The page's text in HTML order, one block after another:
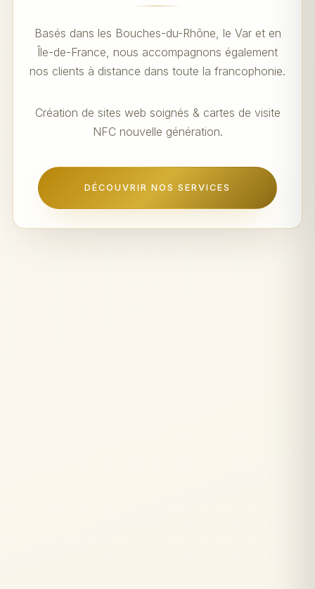
Basés dans les Bouches-du-Rhône, le Var et en
Île-de-France, nous accompagnons également
nos clients à distance dans toute la francophonie.
Création de sites web soignés & cartes de visite
NFC nouvelle génération.
DÉCOUVRIR NOS SERVICES